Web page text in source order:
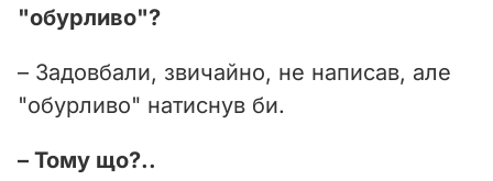
"обурливо"?
– Задовбали, звичайно, не написав, але
"обурливо" натиснув би.
– Тому що?..